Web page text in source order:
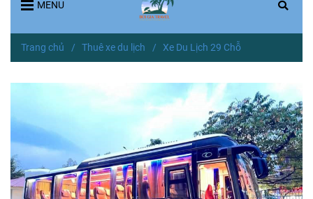
MENU
Trang chủ / Thuê xe du lịch / Xe Du Lịch 29 Chỗ